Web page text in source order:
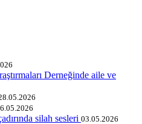
Derneğinde aile ve
silah sesleri 03.05.2026